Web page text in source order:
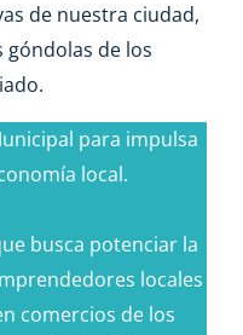
de nuestra ciudad,
góndolas de los
para impulsa
local.
busca potenciar la
locales
comercios de los